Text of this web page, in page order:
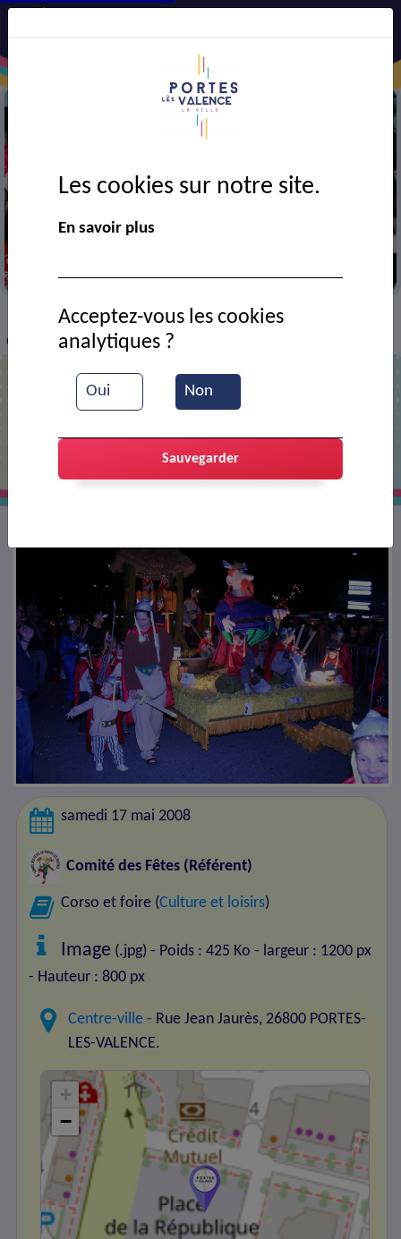
> VIE MUNICIPALE > Ressources documentaires
Char du corso
samedi 17 mai 2008
Comité des Fêtes (Référent)
Corso et foire (Culture et loisirs)
Image (.jpg) - Poids : 425 Ko - largeur : 1200 px
- Hauteur : 800 px
Centre-ville - Rue Jean Jaurès, 26800 PORTES-
LES-VALENCE.
+
−
Les cookies sur notre site.
En savoir plus
Oui Non
Acceptez-vous les cookies
analytiques ?
Sauvegarder